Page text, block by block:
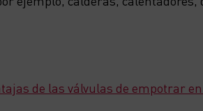
de las válvulas de empotrar